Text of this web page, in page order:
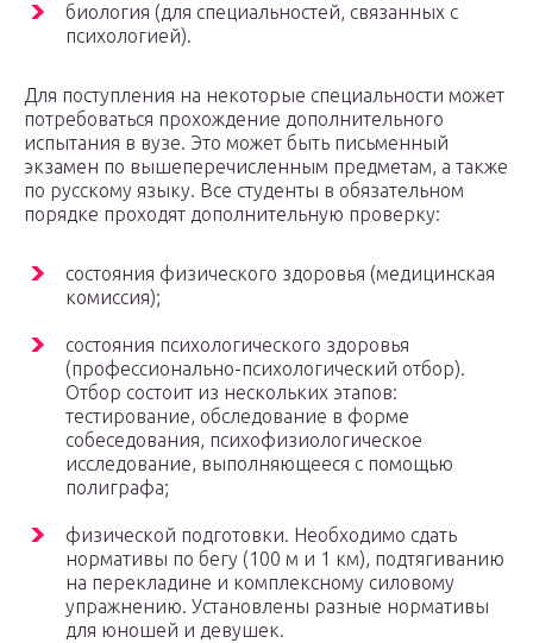
биология (для специальностей, связанных с
психологией).
Для поступления на некоторые специальности может
потребоваться прохождение дополнительного
испытания в вузе. Это может быть письменный
экзамен по вышеперечисленным предметам, а также
по русскому языку. Все студенты в обязательном
порядке проходят дополнительную проверку:
состояния физического здоровья (медицинская
комиссия);
состояния психологического здоровья
(профессионально-психологический отбор).
Отбор состоит из нескольких этапов:
тестирование, обследование в форме
собеседования, психофизиологическое
исследование, выполняющееся с помощью
полиграфа;
физической подготовки. Необходимо сдать
нормативы по бегу (100 м и 1 км), подтягиванию
на перекладине и комплексному силовому
упражнению. Установлены разные нормативы
для юношей и девушек.